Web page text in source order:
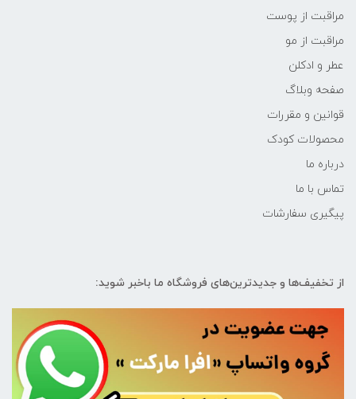
مراقبت از پوست
مراقبت از مو
عطر و ادکلن
صفحه وبلاگ
قوانین و مقررات
محصولات کودک
درباره ما
تماس با ما
پیگیری سفارشات
از تخفیف‌ها و جدیدترین‌های فروشگاه ما باخبر شوید: